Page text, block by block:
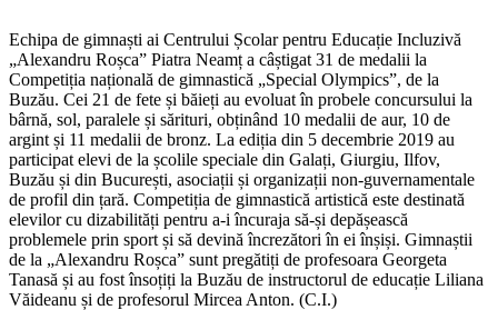
Echipa de gimnaști ai Centrului Școlar pentru Educație Incluzivă
„Alexandru Roșca” Piatra Neamț a câștigat 31 de medalii la
Competiția națională de gimnastică „Special Olympics”, de la
Buzău. Cei 21 de fete și băieți au evoluat în probele concursului la
bârnă, sol, paralele și sărituri, obținând 10 medalii de aur, 10 de
argint și 11 medalii de bronz. La ediția din 5 decembrie 2019 au
participat elevi de la școlile speciale din Galați, Giurgiu, Ilfov,
Buzău și din București, asociații și organizații non-guvernamentale
de profil din țară. Competiția de gimnastică artistică este destinată
elevilor cu dizabilități pentru a-i încuraja să-și depășească
problemele prin sport și să devină încrezători în ei înșiși. Gimnaștii
de la „Alexandru Roșca” sunt pregătiți de profesoara Georgeta
Tanasă și au fost însoțiți la Buzău de instructorul de educație Liliana
Văideanu și de profesorul Mircea Anton. (C.I.)